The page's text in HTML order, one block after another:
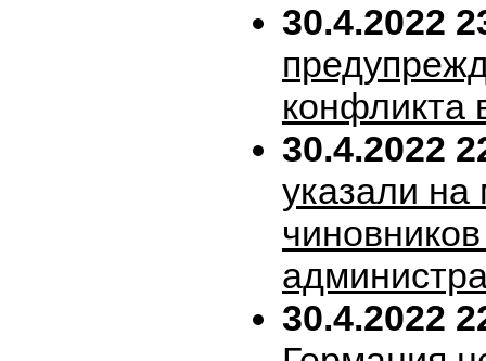
30.4.2022
конфликта
30.4.2022
указали на
30.4.2022